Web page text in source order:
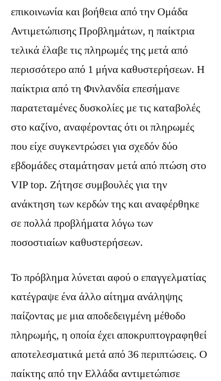
επικοινωνία και βοήθεια από την Ομάδα
Αντιμετώπισης Προβλημάτων, η παίκτρια
τελικά έλαβε τις πληρωμές της μετά από
περισσότερο από 1 μήνα καθυστερήσεων. Η
παίκτρια από τη Φινλανδία επεσήμανε
παρατεταμένες δυσκολίες με τις καταβολές
στο καζίνο, αναφέροντας ότι οι πληρωμές
που είχε συγκεντρώσει για σχεδόν δύο
εβδομάδες σταμάτησαν μετά από πτώση στο
VIP top. Ζήτησε συμβουλές για την
ανάκτηση των κερδών της και αναφέρθηκε
σε πολλά προβλήματα λόγω των
ποσοστιαίων καθυστερήσεων.
Το πρόβλημα λύνεται αφού ο επαγγελματίας
κατέγραψε ένα άλλο αίτημα ανάληψης
παίζοντας με μια αποδεδειγμένη μέθοδο
πληρωμής, η οποία έχει αποκρυπτογραφηθεί
αποτελεσματικά μετά από 36 περιπτώσεις. Ο
παίκτης από την Ελλάδα αντιμετώπισε